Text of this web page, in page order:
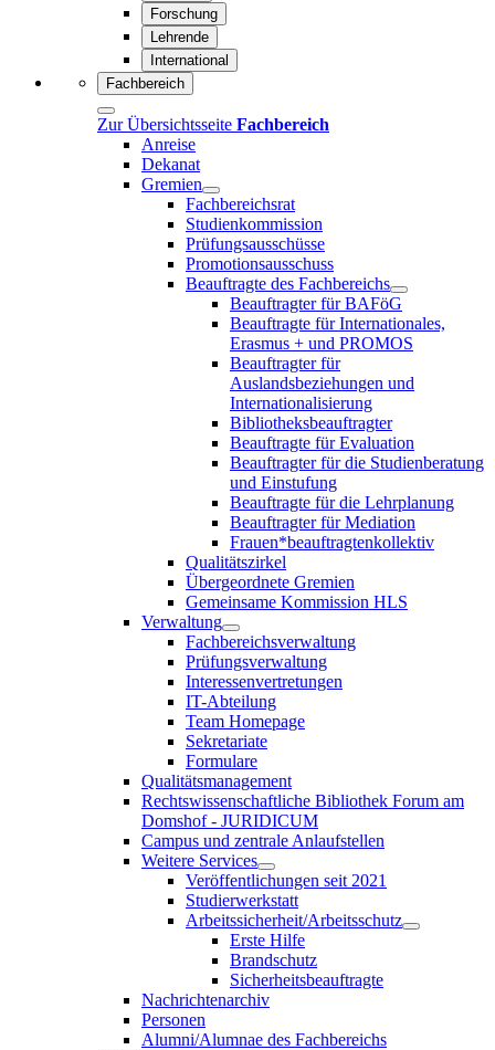
Forschung
Lehrende
International
Fachbereich
Zur Übersichtsseite Fachbereich
Anreise
Dekanat
Gremien
Fachbereichsrat
Studienkommission
Prüfungsausschüsse
Promotionsausschuss
Beauftragte des Fachbereichs
Beauftragter für BAFöG
Beauftragte für Internationales,
Erasmus + und PROMOS
Beauftragter für
Auslandsbeziehungen und
Internationalisierung
Bibliotheksbeauftragter
Beauftragte für Evaluation
Beauftragter für die Studienberatung
und Einstufung
Beauftragte für die Lehrplanung
Beauftragter für Mediation
Frauen*beauftragtenkollektiv
Qualitätszirkel
Übergeordnete Gremien
Gemeinsame Kommission HLS
Verwaltung
Fachbereichsverwaltung
Prüfungsverwaltung
Interessenvertretungen
IT-Abteilung
Team Homepage
Sekretariate
Formulare
Qualitätsmanagement
Rechtswissenschaftliche Bibliothek Forum am
Domshof - JURIDICUM
Campus und zentrale Anlaufstellen
Weitere Services
Veröffentlichungen seit 2021
Studierwerkstatt
Arbeitssicherheit/Arbeitsschutz
Erste Hilfe
Brandschutz
Sicherheitsbeauftragte
Nachrichtenarchiv
Personen
Alumni/Alumnae des Fachbereichs